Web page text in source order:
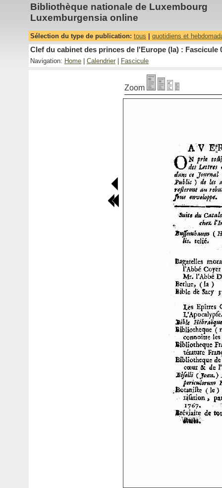
Bibliothèque nationale de Luxembourg
Luxemburgensia online
Sélection du type de publication: tous quotidiens et
Clef du cabinet des princes de l'Europe (la) : Fascicule
Navigation: Home Calendrier Fascicule
Zoom